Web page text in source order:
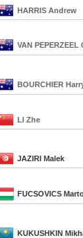
HARRIS Andrew
VAN PEPERZEEL
BOURCHIER
LI Zhe
JAZIRI Malek
FUCSOVICS
KUKUSHKIN